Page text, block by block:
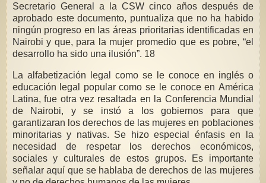
Secretario General a la CSW cinco años después de
aprobado este documento, puntualiza que no ha habido
ningún progreso en las áreas prioritarias identificadas en
Nairobi y que, para la mujer promedio que es pobre, “el
desarrollo ha sido una ilusión”. 18
La alfabetización legal como se le conoce en inglés o
educación legal popular como se le conoce en América
Latina, fue otra vez resaltada en la Conferencia Mundial
de Nairobi, y se instó a los gobiernos para que
garantizaran los derechos de las mujeres en poblaciones
minoritarias y nativas. Se hizo especial énfasis en la
necesidad de respetar los derechos económicos,
sociales y culturales de estos grupos. Es importante
señalar aquí que se hablaba de derechos de las mujeres